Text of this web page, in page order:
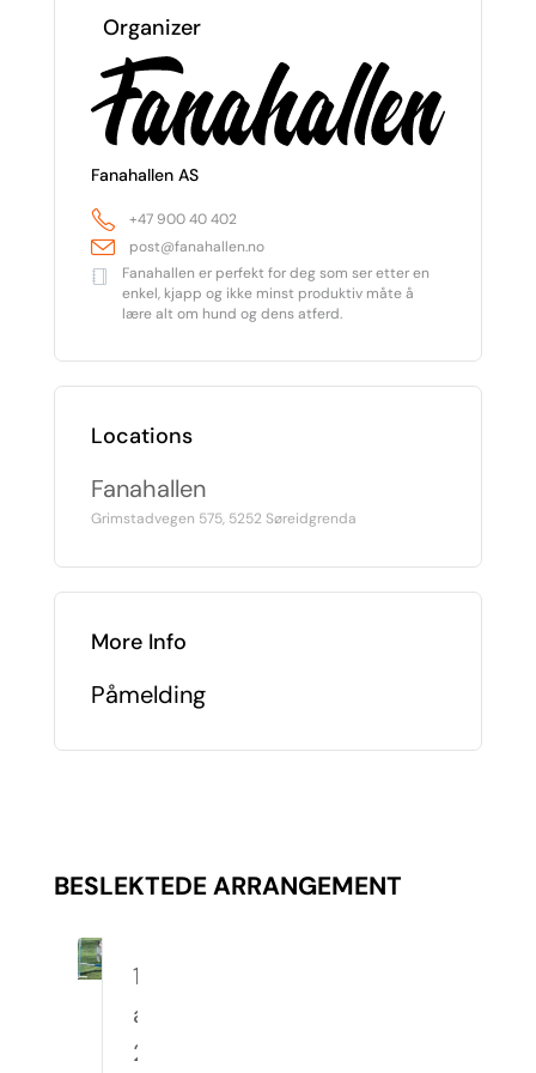
Organizer
Fanahallen AS
+47 900 40 402
post@fanahallen.no
Fanahallen er perfekt for deg som ser etter en
enkel, kjapp og ikke minst produktiv måte å
lære alt om hund og dens atferd.
Locations
Fanahallen
Grimstadvegen 575, 5252 Søreidgrenda
More Info
Påmelding
BESLEKTEDE ARRANGEMENT
10.
august
2026